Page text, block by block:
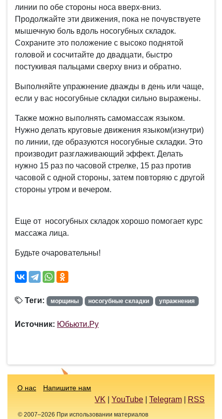
линии по обе стороны носа вверх-вниз.
Продолжайте эти движения, пока не почувствуете
мышечную боль вдоль носогубных складок.
Сохраните это положение с высоко поднятой
головой и сосчитайте до двадцати, быстро
постукивая пальцами сверху вниз и обратно.
Выполняйте упражнение дважды в день или чаще,
если у вас носогубные складки сильно выражены.
Также можно выполнять самомассаж языком.
Нужно делать круговые движения языком(изнутри)
по линии, где образуются носогубные складки. Это
производит разглаживающий эффект. Делать
нужно 15 раз по часовой стрелке, 15 раз против
часовой с одной стороны, затем повторяю с другой
стороны утром и вечером.
Еще от носогубных складок хорошо помогает курс
массажа лица.
Будьте очаровательны!
Теги: морщины носогубные складки упражнения
Источник: Юбьюти.Ру
О нас Напишите нам
VK YouTube Telegram RSS
© 2007–2026 При использовании материалов